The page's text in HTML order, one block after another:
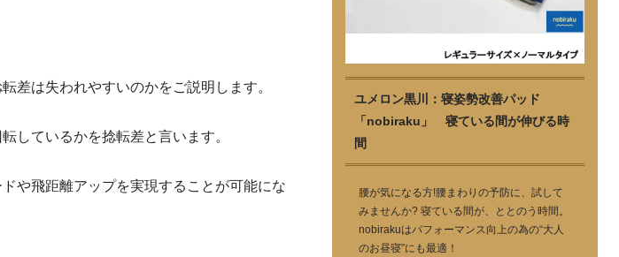
差は失われやすいのかをご説明します。
しているかを捻転差と言います。
や飛距離アップを実現することが可能にな
ユメロン黒川：寝姿勢改善パッド
「nobiraku」 寝ている間が伸びる時
間
腰が気になる方!腰まわりの予防に、試して
みませんか? 寝ている間が、ととのう時間。
nobirakuはパフォーマンス向上の為の“大人
のお昼寝”にも最適！